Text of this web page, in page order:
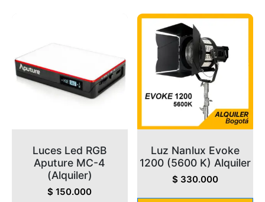
Luces Led RGB
Aputure MC-4
(Alquiler)
$ 150.000
Luz Nanlux Evoke
1200 (5600 K) Alquiler
$ 330.000